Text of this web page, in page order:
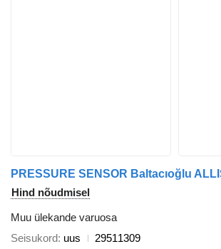
Hind nõudmisel
Muu ülekande varuosa
Seisukord uus
29511309